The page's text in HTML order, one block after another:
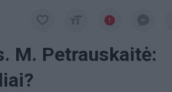
M. Petrauskaitė: